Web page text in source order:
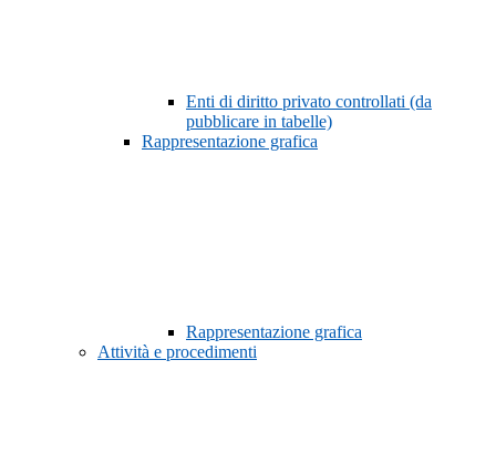
Enti di diritto privato controllati (da
pubblicare in tabelle)
Rappresentazione grafica
Rappresentazione grafica
Attività e procedimenti